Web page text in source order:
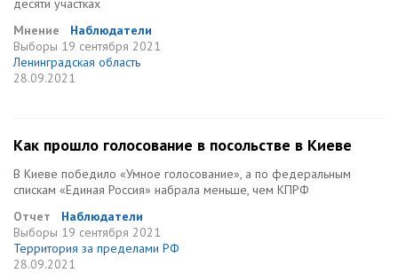
десяти участках
Мнение
Наблюдатели
Выборы 19 сентября 2021
Ленинградская область
28.09.2021
Как прошло голосование в посольстве в Киеве
В Киеве победило «Умное голосование», а по федеральным
спискам «Единая Россия» набрала меньше, чем КПРФ
Отчет
Наблюдатели
Выборы 19 сентября 2021
Территория за пределами РФ
28.09.2021